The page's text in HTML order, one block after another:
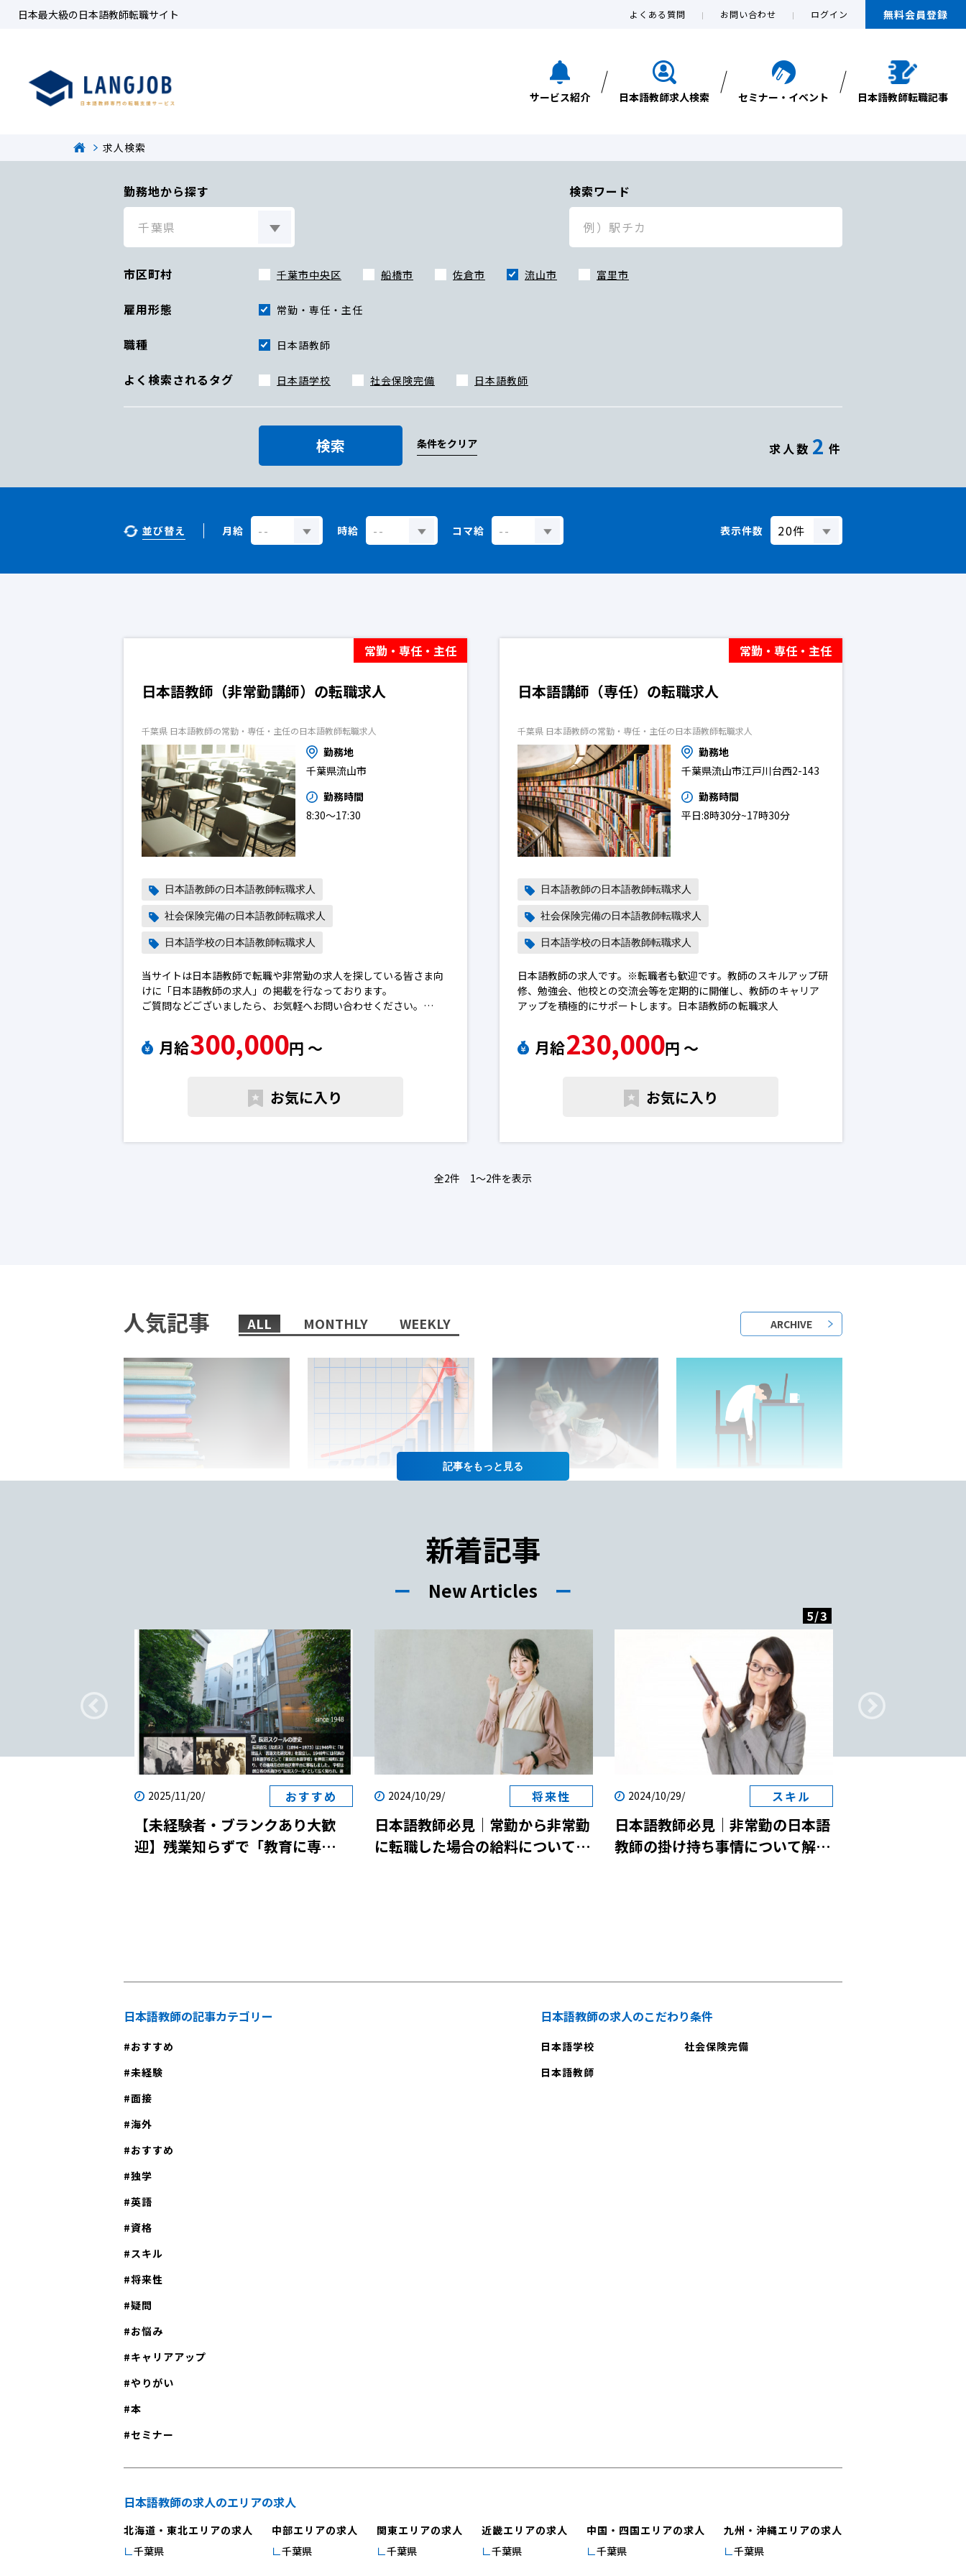
日本最大級の日本語教師転職サイト よくある質問 お問い合わせ ログイン 無料会員登録
サービス紹介 日本語教師求人検索 セミナー・イベント 日本語教師転職記事
求人検索
勤務地から探す 検索ワード
市区町村 千葉市中央区 船橋市 佐倉市 流山市 富里市
雇用形態 常勤・専任・主任
職種 日本語教師
よく検索されるタグ 日本語学校 社会保険完備 日本語教師
検索 条件をクリア 求人数 2 件
並び替え 月給 時給 コマ給 表示件数
常勤・専任・主任
日本語教師（非常勤講師）の転職求人
千葉県 日本語教師の常勤・専任・主任の日本語教師転職求人
勤務地
千葉県流山市
勤務時間
8:30〜17:30
日本語教師の日本語教師転職求人
社会保険完備の日本語教師転職求人
日本語学校の日本語教師転職求人
当サイトは日本語教師で転職や非常勤の求人を探している皆さま向
けに「日本語教師の求人」の掲載を行なっております。
ご質問などございましたら、お気軽へお問い合わせください。
※求人によっては募集が終了している場合がございます。予めご了承
月給300,000円 〜
お気に入り
常勤・専任・主任
日本語講師（専任）の転職求人
千葉県 日本語教師の常勤・専任・主任の日本語教師転職求人
勤務地
千葉県流山市江戸川台西2-143
勤務時間
平日:8時30分~17時30分
日本語教師の日本語教師転職求人
社会保険完備の日本語教師転職求人
日本語学校の日本語教師転職求人
日本語教師の求人です。※転職者も歓迎です。教師のスキルアップ研
修、勉強会、他校との交流会等を定期的に開催し、教師のキャリア
アップを積極的にサポートします。日本語教師の転職求人
月給230,000円 〜
お気に入り
全2件 1〜2件を表示
人気記事 ALL MONTHLY WEEKLY ARCHIVE
紹介！
記事を
新着記事
ー New Articles ー
2025/11/20/ おすすめ
【未経験者・ブランクあり大歓
迎】残業知らずで「教育に専
2024/10/29/ 将来性
日本語教師必見｜常勤から非常勤
に転職した場合の給料について解
2024/10/29/ スキル
日本語教師必見｜非常勤の日本語
教師の掛け持ち事情について解
5/3
日本語教師の記事カテゴリー
おすすめ
未経験
面接
海外
おすすめ
独学
英語
資格
スキル
将来性
疑問
お悩み
キャリアアップ
やりがい
本
セミナー
日本語教師の求人のこだわり条件
日本語学校
社会保険完備
日本語教師
日本語教師の求人のエリアの求人
北海道・東北エリアの求人
千葉県
中部エリアの求人
千葉県
関東エリアの求人
千葉県
近畿エリアの求人
千葉県
中国・四国エリアの求人
千葉県
九州・沖縄エリアの求人
千葉県